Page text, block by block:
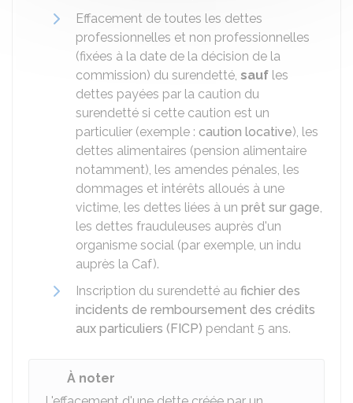
Effacement de toutes les dettes
professionnelles et non professionnelles
(fixées à la date de la décision de la
commission) du surendetté, sauf les
dettes payées par la caution du
surendetté si cette caution est un
particulier (exemple : caution locative), les
dettes alimentaires (pension alimentaire
notamment), les amendes pénales, les
dommages et intérêts alloués à une
victime, les dettes liées à un prêt sur gage,
les dettes frauduleuses auprès d'un
organisme social (par exemple, un indu
auprès la Caf).
Inscription du surendetté au fichier des
incidents de remboursement des crédits
aux particuliers (FICP) pendant 5 ans.
À noter